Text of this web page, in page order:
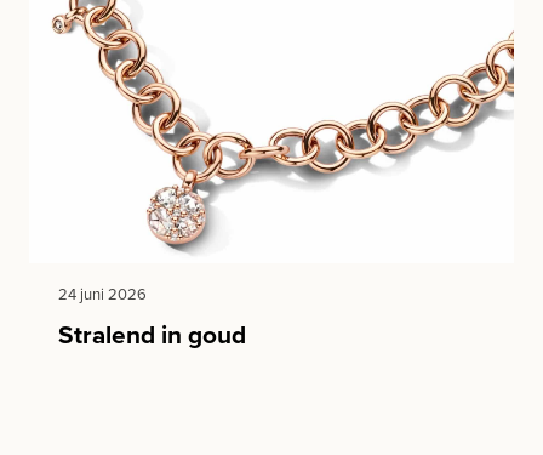
24 juni 2026
Stralend in goud